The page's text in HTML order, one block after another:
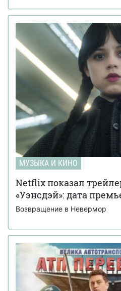
МУЗЫКА И КИНО
Netflix показал
«Уэнсдэй»: дата
Возвращение в Невермор